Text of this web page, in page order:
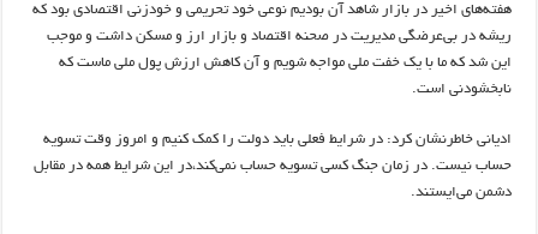
هفته‌های اخیر در بازار شاهد آن بودیم نوعی خود تحریمی و خودزنی اقتصادی بود که
ریشه در بی‌عرضگی مدیریت در صحنه اقتصاد و بازار ارز و مسکن داشت و موجب
این شد که ما با یک خفت ملی مواجه شویم و آن کاهش ارزش پول ملی ماست که
نابخشودنی است.
ادیانی خاطرنشان کرد: در شرایط فعلی باید دولت را کمک کنیم و امروز وقت تسویه
حساب نیست. در زمان جنگ کسی تسویه حساب نمی‌کند،‌در این شرایط همه در مقابل
دشمن می‌ایستند.